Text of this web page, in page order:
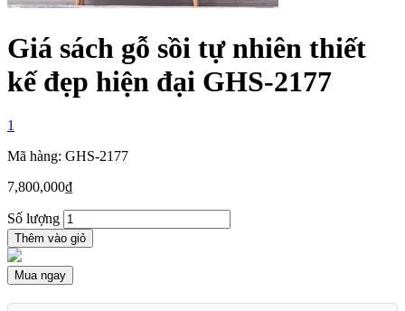
Giá sách gỗ sồi tự nhiên thiết
kế đẹp hiện đại GHS-2177
1
Mã hàng: GHS-2177
7,800,000₫
Số lượng
Thêm vào giỏ
Mua ngay